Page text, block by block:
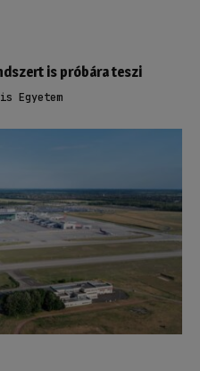
is próbára teszi
Egyetem